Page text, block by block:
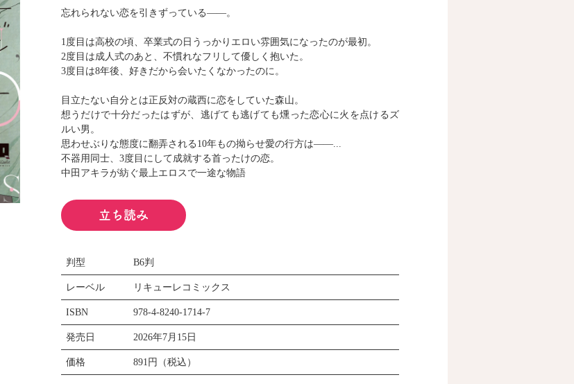
忘れられない恋を引きずっている――。
1度目は高校の頃、卒業式の日うっかりエロい雰囲気になったのが最初。
2度目は成人式のあと、不慣れなフリして優しく抱いた。
3度目は8年後、好きだから会いたくなかったのに。
目立たない自分とは正反対の蔵西に恋をしていた森山。
想うだけで十分だったはずが、逃げても逃げても燻った恋心に火を点けるズ
ルい男。
思わせぶりな態度に翻弄される10年もの拗らせ愛の行方は――...
不器用同士、3度目にして成就する首ったけの恋。
中田アキラが紡ぐ最上エロスで一途な物語
立ち読み
判型 B6判
レーベル リキューレコミックス
ISBN 978-4-8240-1714-7
発売日 2026年7月15日
価格 891円（税込）